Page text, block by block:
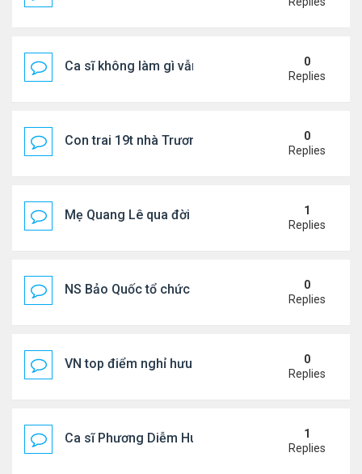
Ca sĩ không làm gì vẫn kiếm được 400 triệu đồng/
0
Replies
Con trai 19t nhà Trương Bá Chi - Tạ Đình Phong
0
Replies
Mẹ Quang Lê qua đời sau 2 năm đột quỵ. 1
Replies
NS Bảo Quốc tổ chức sn cho bà xã
0
Replies
VN top điểm nghỉ hưu lý tưởng cho người Mỹ
0
Replies
Ca sĩ Phương Diễm Huyền bị khởi tố
1
Replies